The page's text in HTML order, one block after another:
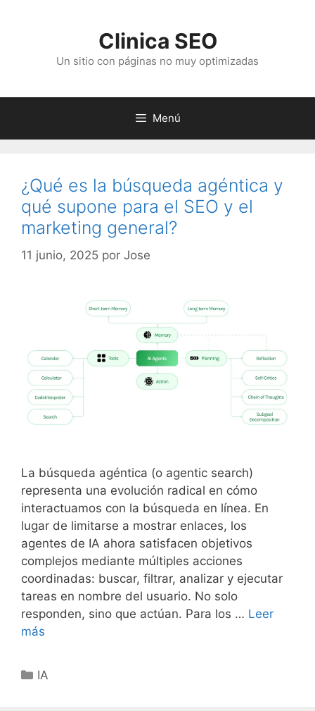
Clinica SEO
Un sitio con páginas no muy optimizadas
Menú
¿Qué es la búsqueda agéntica y
qué supone para el SEO y el
marketing general?
11 junio, 2025 por Jose
La búsqueda agéntica (o agentic search)
representa una evolución radical en cómo
interactuamos con la búsqueda en línea. En
lugar de limitarse a mostrar enlaces, los
agentes de IA ahora satisfacen objetivos
complejos mediante múltiples acciones
coordinadas: buscar, filtrar, analizar y ejecutar
tareas en nombre del usuario. No solo
responden, sino que actúan. Para los … Leer
más
búsqueda
Categorías
IA